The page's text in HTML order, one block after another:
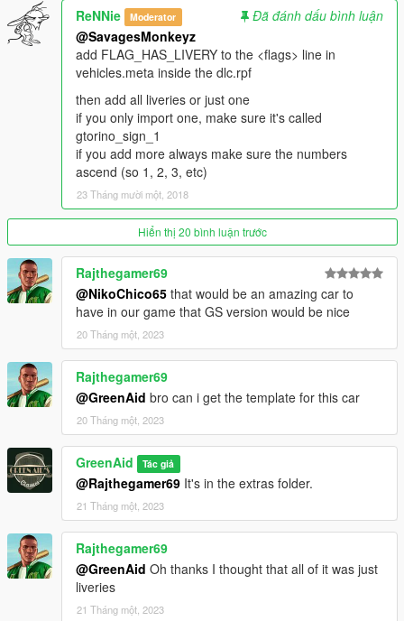
ReNNie Moderator
Đã đánh dấu bình luận
@SavagesMonkeyz
add FLAG_HAS_LIVERY to the <flags> line in
vehicles.meta inside the dlc.rpf
then add all liveries or just one
if you only import one, make sure it's called
gtorino_sign_1
if you add more always make sure the numbers
ascend (so 1, 2, 3, etc)
23 Tháng mười một, 2018
Hiển thị 20 bình luận trước
Rajthegamer69
@NikoChico65 that would be an amazing car to
have in our game that GS version would be nice
20 Tháng một, 2023
Rajthegamer69
@GreenAid bro can i get the template for this car
20 Tháng một, 2023
GreenAid Tác giả
@Rajthegamer69 It's in the extras folder.
21 Tháng một, 2023
Rajthegamer69
@GreenAid Oh thanks I thought that all of it was just
liveries
21 Tháng một, 2023